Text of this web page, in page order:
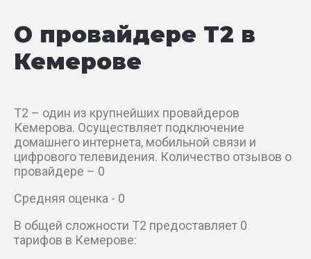
2-й Нагорный пер
2-й Ноябрьский пер
2-й Парковый проезд
2-й Рыбинский проезд
2-й Солдатский пер
2-й Тульский пер
2-й Цветочный пер
О провайдере T2 в
Кемерове
T2 – один из крупнейших провайдеров
Кемерова. Осуществляет подключение
домашнего интернета, мобильной связи и
цифрового телевидения. Количество отзывов о
провайдере – 0
Средняя оценка - 0
В общей сложности T2 предоставляет 0
тарифов в Кемерове: